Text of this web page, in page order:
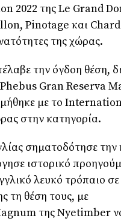
2022 τηςLe Grand
, Pinotage και
της χώρας.
την όγδοη θέση,
Phebus Gran Reserva
με το
στην κατηγορία.
σηματοδότησε την
ιστορικό
λευκό τρόπαιο
τη θέση τους, με
τηςNyetimber